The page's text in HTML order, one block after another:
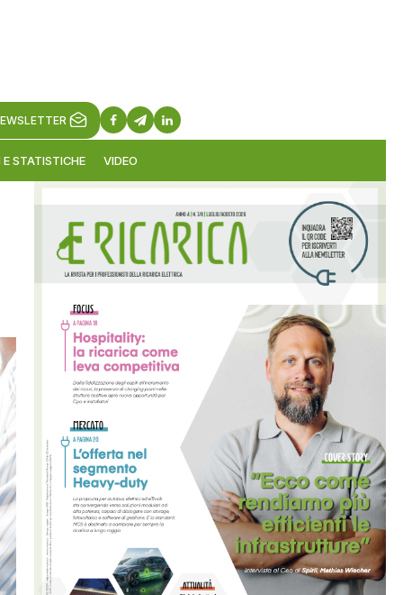
E STATISTICHE VIDEO